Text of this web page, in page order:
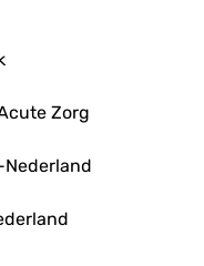
Zorg